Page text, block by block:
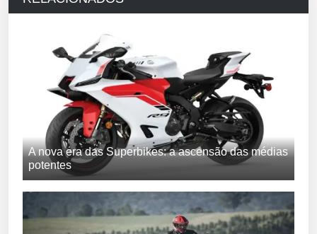
A nova era das Superbikes: a ascensão das médias
potentes